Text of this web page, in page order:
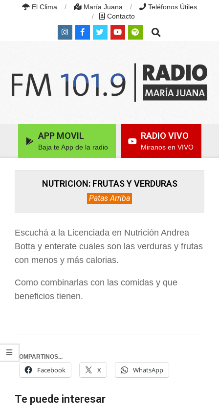
El Clima María Juana
Teléfonos Útiles
Contacto
Search
JUANA
FM
ARGENTINA
Navigation APP MOVIL
Baja te App de la radio
RADIO VIVO
Miranos en VIVO
NUTRICION: FRUTAS Y VERDURAS
Patas Arriba
Escuchá a la Licenciada en Nutrición Andrea
Botta y enterate cuales son las verduras y frutas
con menos y más calorias.
Como combinarlas con las comidas y que
beneficios tienen.
COMPARTINOS...
Facebook X WhatsApp
Te puede interesar